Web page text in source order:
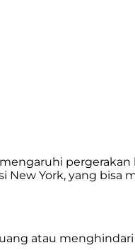
pergerakan
New York, yang bisa
atau